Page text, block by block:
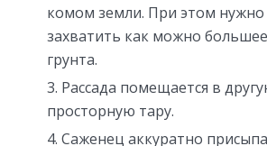
комом земли. При этом нужно
захватить как можно
грунта.
Рассада помещается в
просторную тару.
Саженец аккуратно